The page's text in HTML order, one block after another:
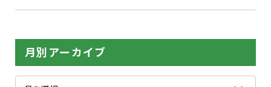
月別アーカイブ